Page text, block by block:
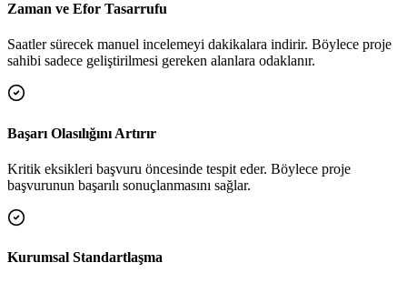
Zaman ve Efor Tasarrufu
Saatler sürecek manuel incelemeyi dakikalara indirir. Böylece proje
sahibi sadece geliştirilmesi gereken alanlara odaklanır.
Başarı Olasılığını Artırır
Kritik eksikleri başvuru öncesinde tespit eder. Böylece proje
başvurunun başarılı sonuçlanmasını sağlar.
Kurumsal Standartlaşma